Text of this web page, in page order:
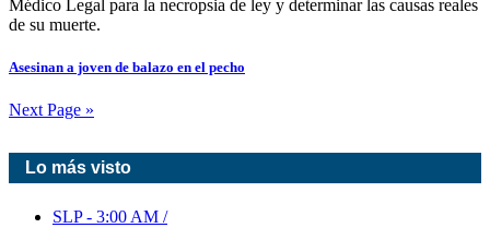
Médico Legal para la necropsia de ley y determinar las causas reales
de su muerte.
Asesinan a joven de balazo en el pecho
Next Page »
Lo más visto
SLP- 3:00 AM /